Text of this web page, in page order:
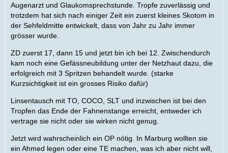
Augenarzt und Glaukomsprechstunde. Tropfe zuverlässig und
trotzdem hat sich nach einiger Zeit ein zuerst kleines Skotom in
der Sehfeldmitte entwickelt, dass von Jahr zu Jahr immer
grösser wurde.
ZD zuerst 17, dann 15 und jetzt bin ich bei 12. Zwischendurch
kam noch eine Gefässneubildung unter der Netzhaut dazu, die
erfolgreich mit 3 Spritzen behandelt wurde. (starke
Kurzsichtigkeit ist ein grosses Risiko dafür)
Linsentausch mit TO, COCO, SLT und inzwischen ist bei den
Tropfen das Ende der Fahnenstange erreicht, entweder ich
vertrage sie nicht oder sie wirken nicht genug.
Jetzt wird wahrscheinlich ein OP nötig. In Marburg wollten sie
ein Ahmed legen oder eine TE machen, was ich aber nicht will,